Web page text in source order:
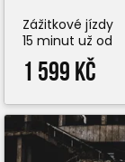
Zážitkové jízdy
15 minut už od
1 599 Kč